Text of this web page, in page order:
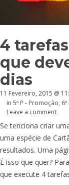
4
que
dias
11 Fevereiro, 2015 @
in 5º P - Promoção,
Leave a comment
Se tenciona criar
uma espécie de
resultados. Uma
É isso que quer?
que execute 4